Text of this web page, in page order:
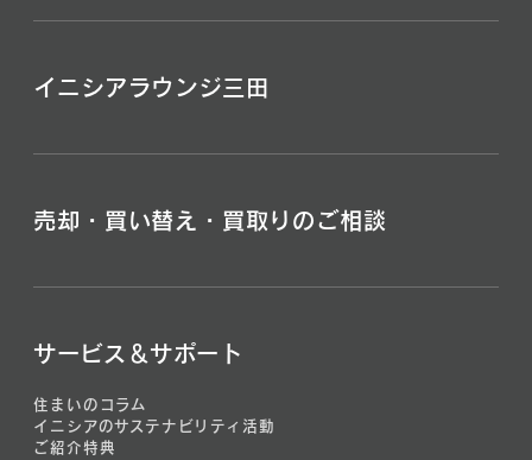
イニシアラウンジ三田
売却・買い替え・買取りのご相談
サービス＆サポート
住まいのコラム
イニシアのサステナビリティ活動
ご紹介特典